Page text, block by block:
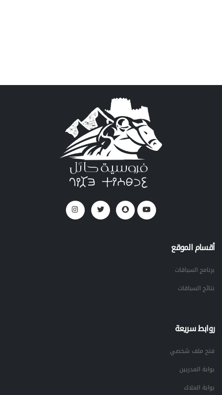
أقسام الموقع
برنامج السباقات
نتائج السباقات
روابط سريعة
فتح ملف شخصي
بوابة المدربين
بوابة الملاك